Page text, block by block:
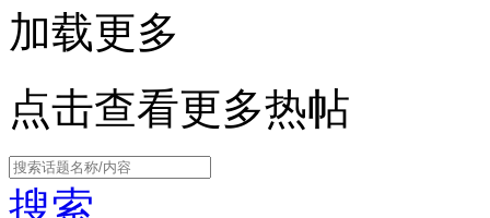
加载更多
点击查看更多热帖
搜索